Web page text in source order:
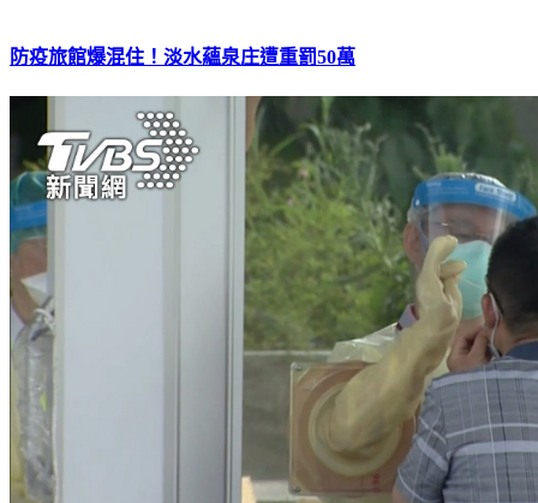
防疫旅館爆混住！淡水蘊泉庄遭重罰50萬